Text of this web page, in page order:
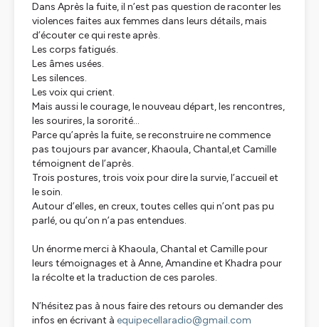
Dans Après la fuite, il n’est pas question de raconter les
violences faites aux femmes dans leurs détails, mais
d’écouter ce qui reste après.
Les corps fatigués.
Les âmes usées.
Les silences.
Les voix qui crient.
Mais aussi le courage, le nouveau départ, les rencontres,
les sourires, la sororité…
Parce qu’après la fuite, se reconstruire ne commence
pas toujours par avancer, Khaoula, Chantal,et Camille
témoignent de l’après.
Trois postures, trois voix pour dire la survie, l’accueil et
le soin.
Autour d’elles, en creux, toutes celles qui n’ont pas pu
parlé, ou qu’on n’a pas entendues.
Un énorme merci à Khaoula, Chantal et Camille pour
leurs témoignages et à Anne, Amandine et Khadra pour
la récolte et la traduction de ces paroles.
N’hésitez pas à nous faire des retours ou demander des
infos en écrivant à equipecellaradio@gmail.com